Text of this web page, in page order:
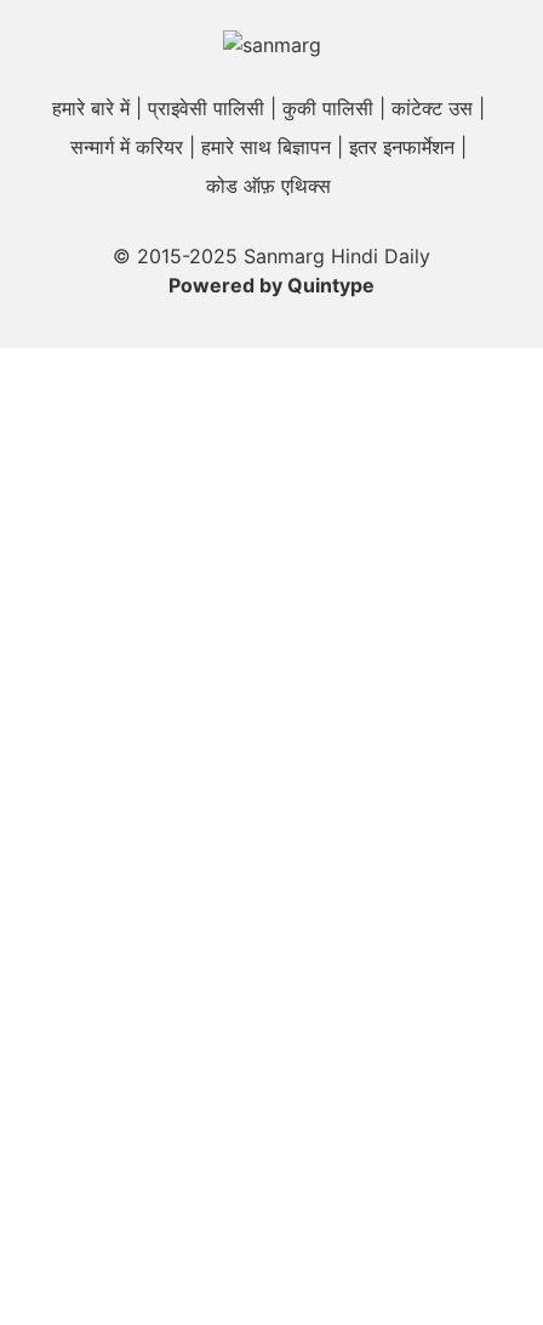
हमारे बारे में प्राइवेसी पालिसी कुकी पालिसी
कांटेक्ट उस
सन्मार्ग में करियर
हमारे साथ बिज्ञापन
इतर इनफार्मेशन
कोड ऑफ़ एथिक्स
© 2015-2025 Sanmarg Hindi Daily
Powered by Quintype